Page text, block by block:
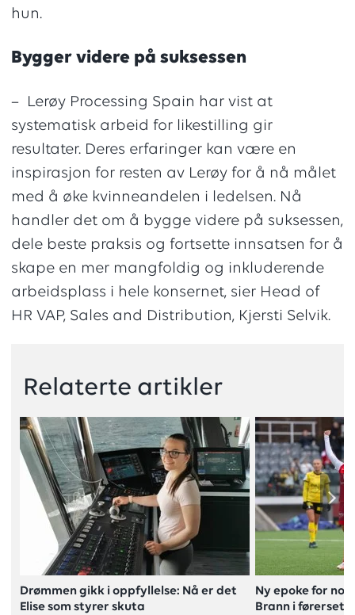
hun.
Bygger videre på suksessen
– Lerøy Processing Spain har vist at
systematisk arbeid for likestilling gir
resultater. Deres erfaringer kan være en
inspirasjon for resten av Lerøy for å nå målet
med å øke kvinneandelen i ledelsen. Nå
handler det om å bygge videre på suksessen,
dele beste praksis og fortsette innsatsen for å
skape en mer mangfoldig og inkluderende
arbeidsplass i hele konsernet, sier Head of
HR VAP, Sales and Distribution, Kjersti Selvik.
Relaterte artikler
Drømmen gikk i oppfyllelse: Nå er det
Elise som styrer skuta
Ny epoke for
Brann i